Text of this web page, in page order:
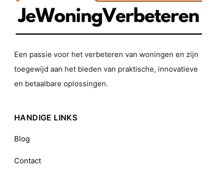
Een passie voor het verbeteren van woningen en zijn
toegewijd aan het bieden van praktische, innovatieve
en betaalbare oplossingen.
HANDIGE LINKS
Blog
Contact